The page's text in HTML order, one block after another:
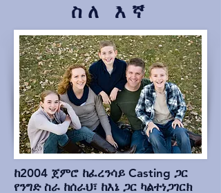
ስለ እኛ
ከ2004 ጀምሮ ከፈረንሳይ Casting ጋር
የንግድ ስራ ከሰራህ፣ ከእኔ ጋር ካልተነጋገርክ